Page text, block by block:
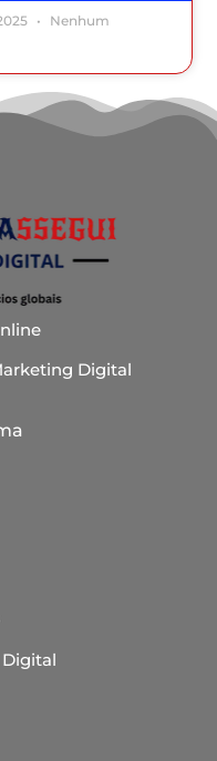
Nenhum
Digital